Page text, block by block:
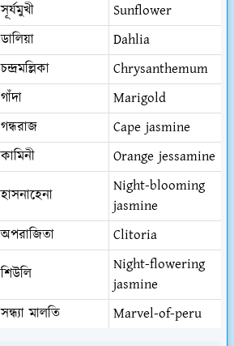
সূর্যমুখী
Sunflower
ডালিয়া
Dahlia
চন্দ্রমল্লিকা
Chrysanthemum
গাঁদা
Marigold
গন্ধরাজ
Cape jasmine
কামিনী
Orange jessamine
হাসনাহেনা
Night-blooming
jasmine
অপরাজিতা
Clitoria
শিউলি
Night-flowering
jasmine
সন্ধ্যা মালতি Marvel-of-peru